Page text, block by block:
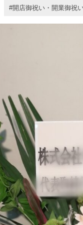
開店御祝い・開業御祝